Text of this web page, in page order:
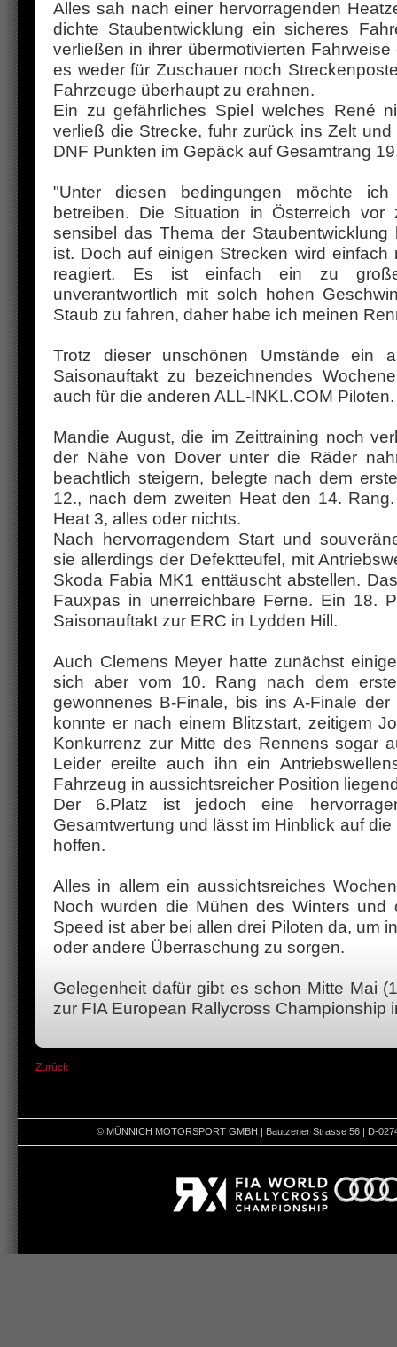
Alles sah nach einer hervorragenden
dichte Staubentwicklung ein sicheres
verließen in ihrer übermotivierten
es weder für Zuschauer noch
Fahrzeuge überhaupt zu erahnen.
Ein zu gefährliches Spiel welches René
verließ die Strecke, fuhr zurück ins Zelt
DNF Punkten im Gepäck auf Gesamtrang
"Unter diesen bedingungen möchte
betreiben. Die Situation in Österreich
sensibel das Thema der
ist. Doch auf einigen Strecken wird
reagiert. Es ist einfach ein zu
unverantwortlich mit solch hohen
Staub zu fahren, daher habe ich meinen
Trotz dieser unschönen Umstände ein
Saisonauftakt zu bezeichnendes
auch für die anderen ALL-INKL.COM Piloten.
Mandie August, die im Zeittraining noch
der Nähe von Dover unter die Räder
beachtlich steigern, belegte nach dem
12., nach dem zweiten Heat den 14.
Heat 3, alles oder nichts.
Nach hervorragendem Start und
sie allerdings der Defektteufel, mit
Skoda Fabia MK1 enttäuscht abstellen.
Fauxpas in unerreichbare Ferne. Ein 18.
Saisonauftakt zur ERC in Lydden Hill.
Auch Clemens Meyer hatte zunächst
sich aber vom 10. Rang nach dem
gewonnenes B-Finale, bis ins A-Finale
konnte er nach einem Blitzstart, zeitigem
Konkurrenz zur Mitte des Rennens sogar
Leider ereilte auch ihn ein
Fahrzeug in aussichtsreicher Position
Der 6.Platz ist jedoch eine
Gesamtwertung und lässt im Hinblick auf
hoffen.
Alles in allem ein aussichtsreiches
Noch wurden die Mühen des Winters und
Speed ist aber bei allen drei Piloten da, um
oder andere Überraschung zu sorgen.
Gelegenheit dafür gibt es schon Mitte Mai
zur FIA European Rallycross Championship
Zurück
© MÜNNICH MOTORSPORT GMBH | Bautzener Strasse 56 | D-